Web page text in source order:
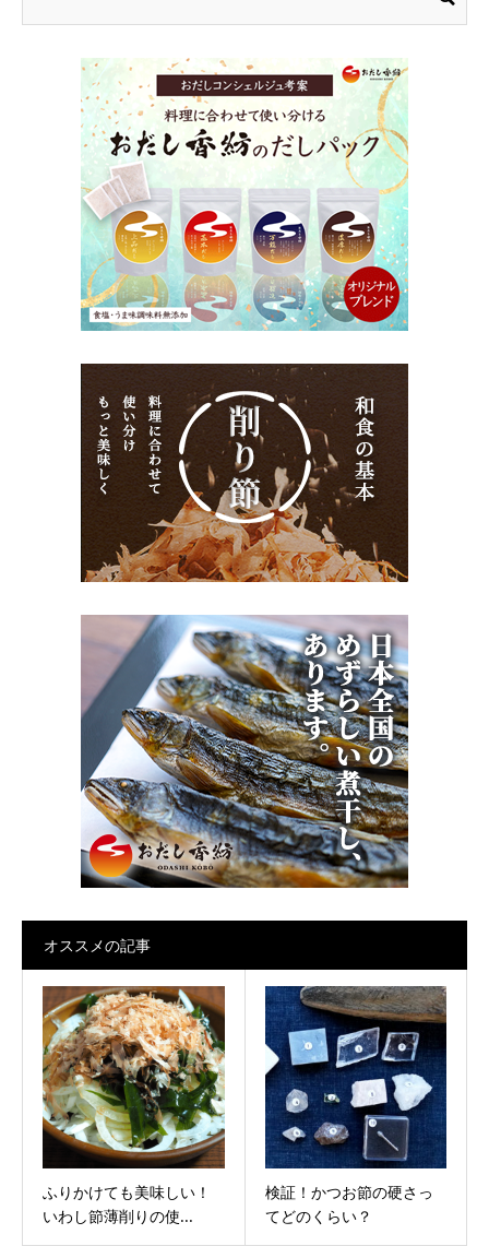
オススメの記事
ふりかけても美味しい！
いわし節薄削りの使...
検証！かつお節の硬さっ
てどのくらい？